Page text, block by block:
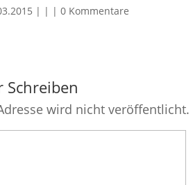
| | |0 Kommentare
Schreiben
wird nicht veröffentlicht.